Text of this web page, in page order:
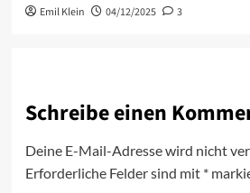
Emil Klein 04/12/2025 3
Schreibe einen
Deine E-Mail-Adresse wird nicht
Erforderliche Felder sind mit *